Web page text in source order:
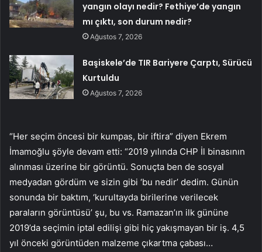
yangın olayı nedir? Fethiye’de yangın
mı çıktı, son durum nedir?
Ağustos 7, 2026
Başiskele’de TIR Bariyere Çarptı, Sürücü
Kurtuldu
Ağustos 7, 2026
“Her seçim öncesi bir kumpas, bir iftira” diyen Ekrem
İmamoğlu şöyle devam etti: “2019 yılında CHP İl binasının
alınması üzerine bir görüntü. Sonuçta ben de sosyal
medyadan gördüm ve sizin gibi ‘bu nedir’ dedim. Günün
sonunda bir baktım, ‘kurultayda birilerine verilecek
paraların görüntüsü’ şu, bu vs. Ramazan’ın ilk gününe
2019’da seçimin iptal edilişi gibi hiç yakışmayan bir iş. 4,5
yıl önceki görüntüden malzeme çıkartma çabası…